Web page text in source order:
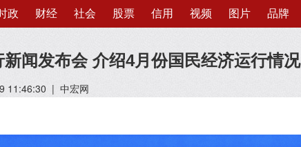
政 财经 社会 股票 信用 视频 图片 品牌
新闻发布会 介绍4月份国民经济运行情况
11:46:30 | 中宏网